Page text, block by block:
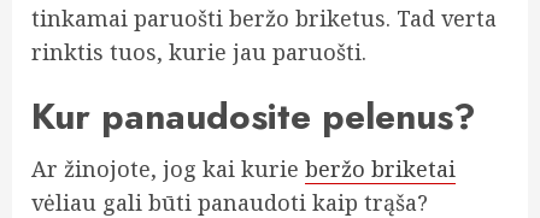
tinkamai paruošti beržo briketus. Tad verta
rinktis tuos, kurie jau paruošti.
Kur panaudosite pelenus?
Ar žinojote, jog kai kurie beržo briketai
vėliau gali būti panaudoti kaip trąša?